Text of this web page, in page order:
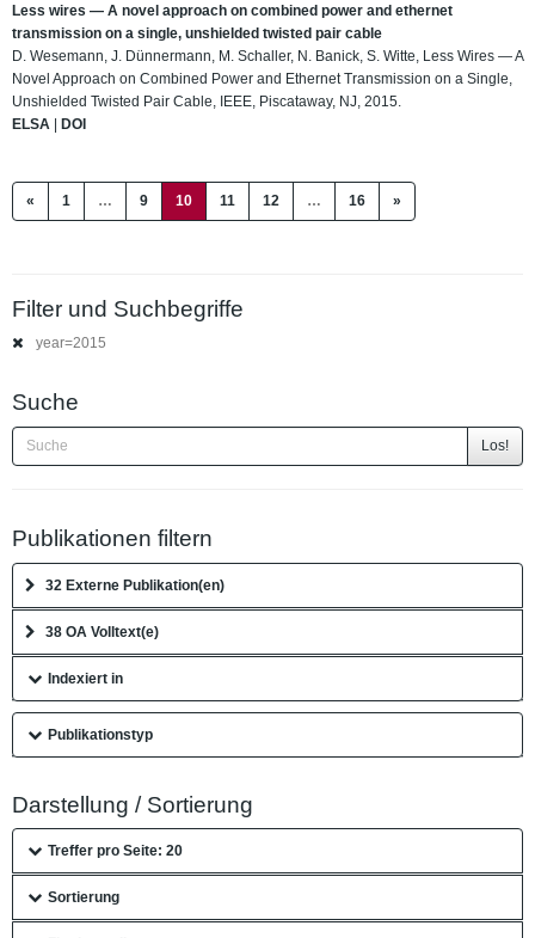
Less wires — A novel approach on combined power and ethernet
transmission on a single, unshielded twisted pair cable
D. Wesemann, J. Dünnermann, M. Schaller, N. Banick, S. Witte, Less Wires — A
Novel Approach on Combined Power and Ethernet Transmission on a Single,
Unshielded Twisted Pair Cable, IEEE, Piscataway, NJ, 2015.
ELSA | DOI
« 1 … 9 10(current)
11 12 … 16 »
Filter und Suchbegriffe
year=2015
Suche
Los!
Publikationen filtern
32 Externe Publikation(en)
38 OA Volltext(e)
Indexiert in
Publikationstyp
Darstellung / Sortierung
Treffer pro Seite: 20
Sortierung